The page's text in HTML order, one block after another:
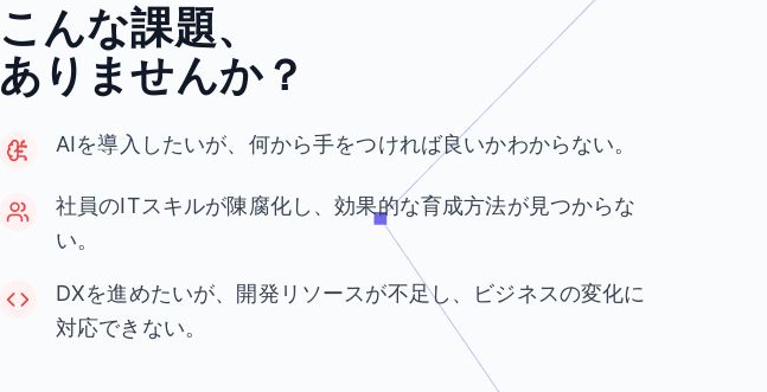
こんな課題、
ありませんか？
AIを導入したいが、何から手をつければ良いかわからない。
社員のITスキルが陳腐化し、効果的な育成方法が見つからな
い。
DXを進めたいが、開発リソースが不足し、ビジネスの変化に
対応できない。